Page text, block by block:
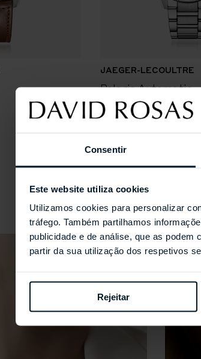
Consentir
Este website utiliza cookies
Utilizamos cookies para personalizar
tráfego. Também partilhamos
publicidade e de análise, que as
partir da sua utilização dos respetivos
Rejeitar
JAEGER-LECOULTRE
Polaris Automatic